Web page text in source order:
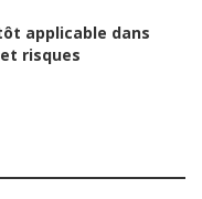
applicable dans
risques